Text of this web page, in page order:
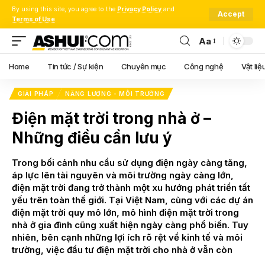
By using this site, you agree to the Privacy Policy and
Terms of Use.
Accept
Font
Resizer
Aa
Home Tin tức / Sự kiện Chuyên mục Công nghệ Vật
GIẢI PHÁP NĂNG LƯỢNG - MÔI TRƯỜNG
Điện mặt trời trong nhà ở –
Những điều cần lưu ý
Trong bối cảnh nhu cầu sử dụng điện ngày càng tăng,
áp lực lên tài nguyên và môi trường ngày càng lớn,
điện mặt trời đang trở thành một xu hướng phát triển tất
yếu trên toàn thế giới. Tại Việt Nam, cùng với các dự án
điện mặt trời quy mô lớn, mô hình điện mặt trời trong
nhà ở gia đình cũng xuất hiện ngày càng phổ biến. Tuy
nhiên, bên cạnh những lợi ích rõ rệt về kinh tế và môi
trường, việc đầu tư điện mặt trời cho nhà ở vẫn còn